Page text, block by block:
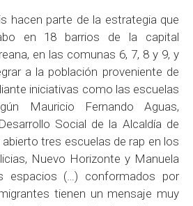
hacen parte de la estrategia que
en 18 barrios de la capital
en las comunas 6, 7, 8 y 9, y
a la población proveniente de
iniciativas como las escuelas
Mauricio Fernando Aguas,
Social de la Alcaldía de
tres escuelas de rap en los
Nuevo Horizonte y Manuela
espacios (…) conformados por
tienen un mensaje muy